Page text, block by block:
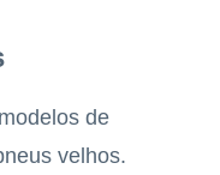
de
velhos.